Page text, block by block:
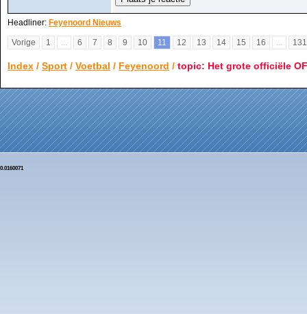
Headliner: Feyenoord Nieuws
Vorige 1 ... 6 7 8 9 10 11 12 13 14 15 16 ... 131
Index / Sport / Voetbal / Feyenoord / topic: Het grote officiële
0.0160071